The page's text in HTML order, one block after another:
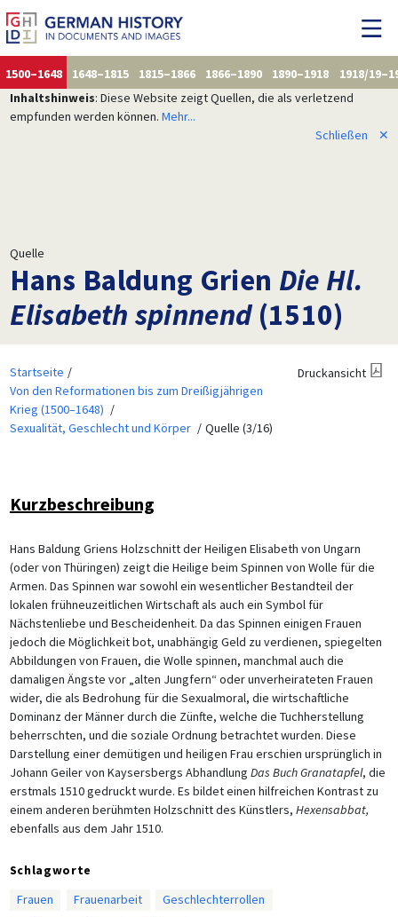
1500–1648 1648–1815 1815–1866 1866–1890 1890–1918
1918/
Inhaltshinweis: Diese Website zeigt Quellen, die als verletzend
empfunden werden können. Mehr...
Schließen
✕
Quelle
Hans Baldung Grien Die Hl.
Elisabeth spinnend(1510)
Startseite
Von den Reformationen bis zum Dreißigjährigen
Krieg (1500–1648)
Sexualität, Geschlecht und Körper
Quelle (3/16)
Druckansicht
Kurzbeschreibung
Hans Baldung Griens Holzschnitt der Heiligen Elisabeth von Ungarn
(oder von Thüringen) zeigt die Heilige beim Spinnen von Wolle für die
Armen. Das Spinnen war sowohl ein wesentlicher Bestandteil der
lokalen frühneuzeitlichen Wirtschaft als auch ein Symbol für
Nächstenliebe und Bescheidenheit. Da das Spinnen einigen Frauen
jedoch die Möglichkeit bot, unabhängig Geld zu verdienen, spiegelten
Abbildungen von Frauen, die Wolle spinnen, manchmal auch die
damaligen Ängste vor „alten Jungfern“ oder unverheirateten Frauen
wider, die als Bedrohung für die Sexualmoral, die wirtschaftliche
Dominanz der Männer durch die Zünfte, welche die Tuchherstellung
beherrschten, und die soziale Ordnung betrachtet wurden. Diese
Darstellung einer demütigen und heiligen Frau erschien ursprünglich in
Johann Geiler von Kaysersbergs Abhandlung Das Buch Granatapfel, die
erstmals 1510 gedruckt wurde. Es bildet einen hilfreichen Kontrast zu
einem anderen berühmten Holzschnitt des Künstlers, Hexensabbat,
ebenfalls aus dem Jahr 1510.
Schlagworte
Frauen
Frauenarbeit
Geschlechterrollen